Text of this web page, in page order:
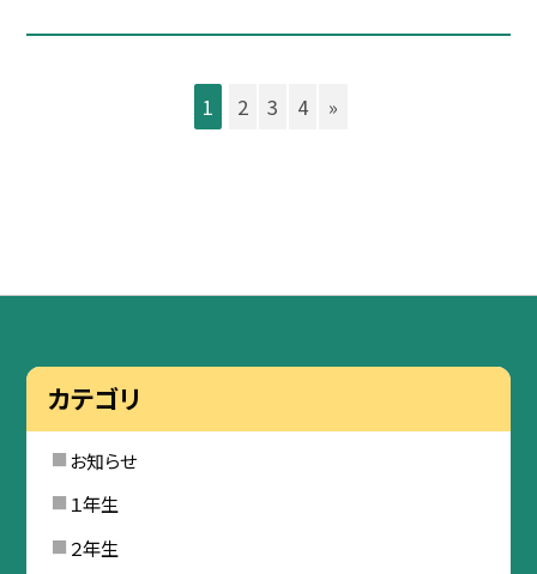
1 2 3 4 »
カテゴリ
お知らせ
１年生
２年生